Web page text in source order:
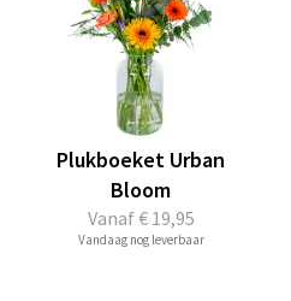
Vanaf€ 19,95
Plukboeket Urban
Bloom
Vandaag nog leverbaar